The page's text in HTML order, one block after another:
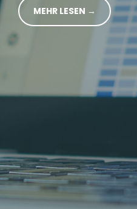
MEHR LESEN →